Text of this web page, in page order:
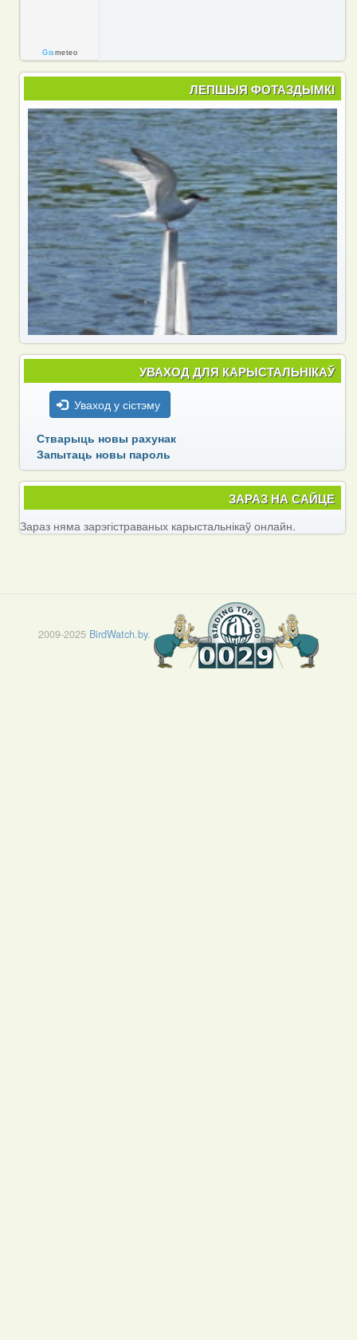
Gismeteo
ЛЕПШЫЯ ФОТАЗДЫМКІ
УВАХОД ДЛЯ КАРЫСТАЛЬНІКАЎ
Уваход у сістэму
Стварыць новы рахунак
Запытаць новы пароль
ЗАРАЗ НА САЙЦЕ
Зараз няма зарэгістраваных карыстальнікаў онлайн.
2009-2025 BirdWatch.by.